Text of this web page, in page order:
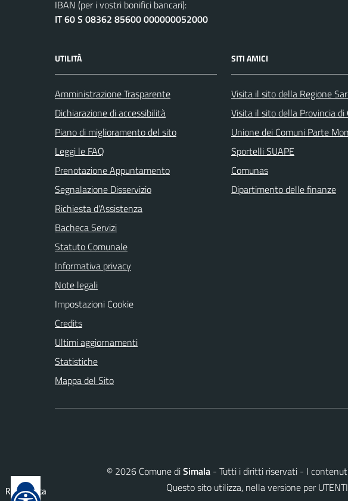
IBAN (per i vostri bonifici bancari):
IT 60 S 08362 85600 000000052000
UTILITÀ
Amministrazione Trasparente
Dichiarazione di accessibilità
Piano di miglioramento del sito
Leggi le FAQ
Prenotazione Appuntamento
Segnalazione Disservizio
Richiesta d'Assistenza
Bacheca Servizi
Statuto Comunale
Informativa privacy
Note legali
Impostazioni Cookie
Credits
Ultimi aggiornamenti
Statistiche
Mappa del Sito
SITI AMICI
Visita il sito della Regione
Visita il sito della Provincia
Unione dei Comuni Parte
Sportelli SUAPE
Comunas
Dipartimento delle finanze
© 2026 Comune diSimala - Tutti i diritti riservati - I
Questo sito utilizza, nella versione per
Reimposta